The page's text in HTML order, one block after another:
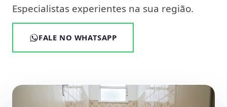
Especialistas experientes na sua região.
FALE NO WHATSAPP